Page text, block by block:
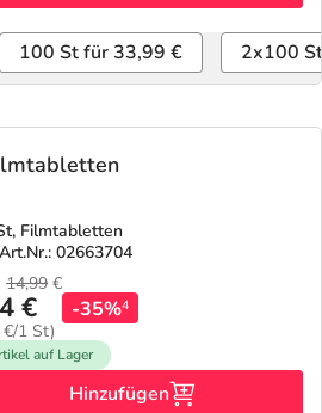
100 St für 33,99 € 2x100
Filmtabletten
02663704
14,99 €
€
€/1 St)
-35%4
auf Lager
Hinzufügen